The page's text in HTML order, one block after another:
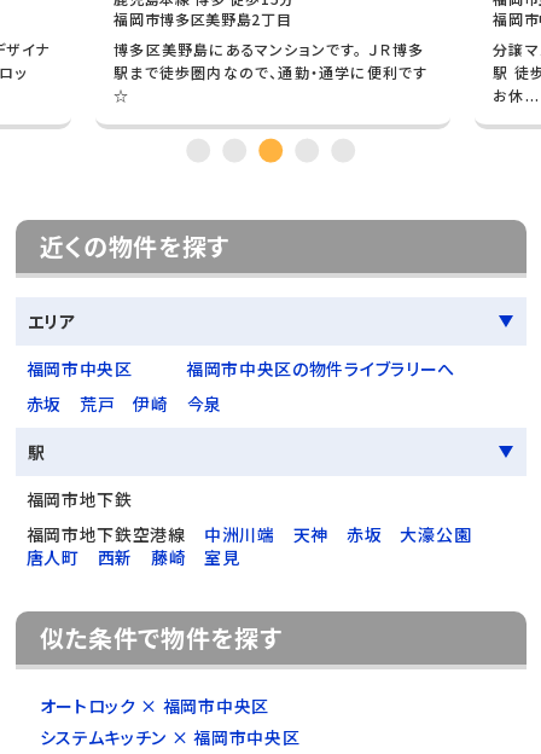
イナ
ッ
福岡市博多区美野島2丁目
博多区美野島にあるマンションです。 ＪＲ博多
駅まで徒歩圏内なので、通勤・通学に便利です
☆
福岡
分譲
駅 徒
お休...
近くの物件を探す
エリア
福岡市中央区
福岡市中央区の物件ライブラリーへ
赤坂
荒戸 伊崎
今泉
駅
福岡市地下鉄
福岡市地下鉄空港線
中洲川端 天神 赤坂
大濠公園
唐人町
西新 藤崎 室見
似た条件で物件を探す
オートロック × 福岡市中央区
システムキッチン × 福岡市中央区